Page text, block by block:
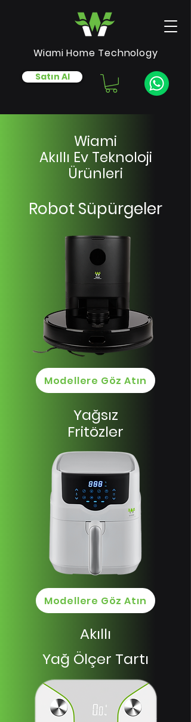
Satın Al
Wiami Home Technology
Wiami
Akıllı Ev Teknoloji
Ürünleri
Robot Süpürgeler
Modellere Göz Atın
Yağsız
Fritözler
Modellere Göz Atın
Akıllı
Yağ Ölçer Tartı